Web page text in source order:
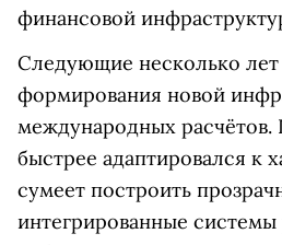
финансовой
Следующие несколько
формирования новой
международных расчётов.
быстрее адаптировался к
сумеет построить
интегрированные системы